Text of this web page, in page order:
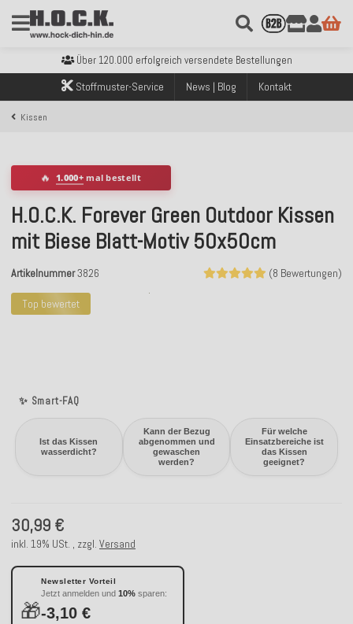
Über 120.000 erfolgreich versendete Bestellungen
Sicher bezahlen mit Klarna, PayPal & Amazon Pay
Kostenloser Versand innerhalb Deutschlands ab 99€ Bestellwert
Über 120.000 erfolgreich versendete Bestellungen
Stoffmuster-Service News | Blog Kontakt
Kissen
Top bewertet
✨ Smart-FAQ
Ist das Kissen
wasserdicht?
Kann der Bezug
abgenommen und
gewaschen
werden?
Für welche
Einsatzbereiche ist
das Kissen
geeignet?
🔥 1.000+mal bestellt
H.O.C.K. Forever Green Outdoor Kissen
mit Biese Blatt-Motiv 50x50cm
(8 Bewertungen)
Artikelnummer3826
30,99 €
inkl. 19% USt. , zzgl. Versand
🎁
Newsletter Vorteil
Jetzt anmelden und 10% sparen:
-3,10 €